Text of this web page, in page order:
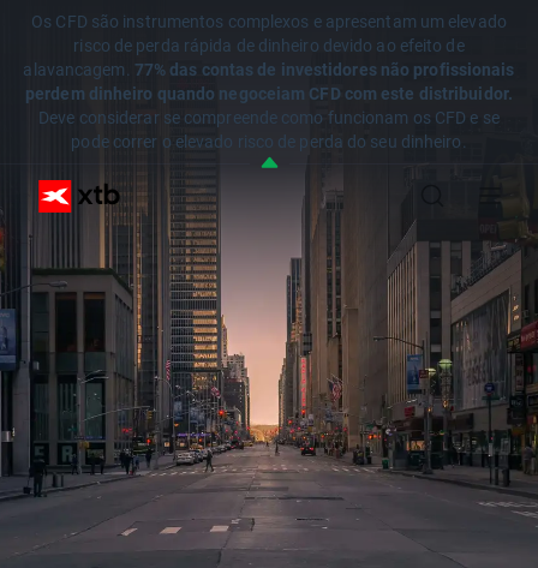
Os CFD são instrumentos complexos e apresentam um elevado
risco de perda rápida de dinheiro devido ao efeito de
alavancagem. 77% das contas de investidores não profissionais
perdem dinheiro quando negoceiam CFD com este distribuidor.
Deve considerar se compreende como funcionam os CFD e se
pode correr o elevado risco de perda do seu dinheiro.